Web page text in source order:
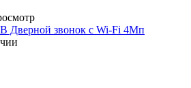
Дверной звонок с Wi-Fi 4Мп